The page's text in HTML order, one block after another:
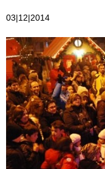
03|12|2014